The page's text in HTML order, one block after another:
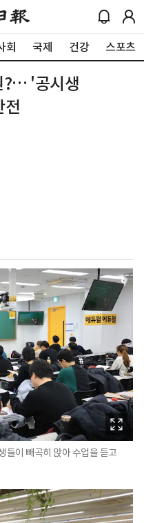
회 국제 건강 스포츠
?… '공시생
전
들이 빼곡히 앉아 수업을 듣고